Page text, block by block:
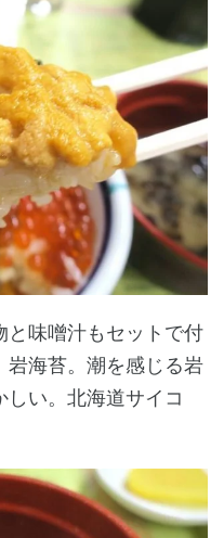
と味噌汁もセットで付
岩海苔。潮を感じる岩
い。北海道サイコ